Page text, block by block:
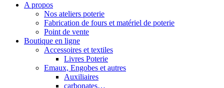
A propos
Nos ateliers poterie
Fabrication de fours et matériel de poterie
Point de vente
Boutique en ligne
Accessoires et textiles
Livres Poterie
Emaux, Engobes et autres
Auxiliaires
carbonates…